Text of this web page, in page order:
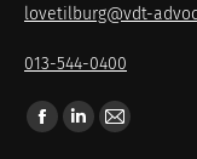
lovetilburg@vdt-
013-544-0400
Vind ons op: